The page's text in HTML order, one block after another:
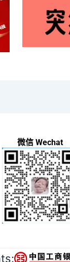
微信 Wechat